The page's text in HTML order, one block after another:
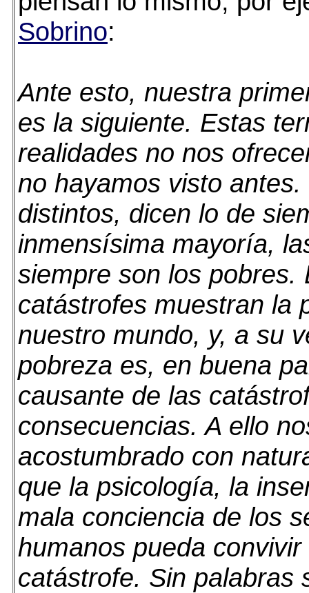
Sobrino:
Ante esto, nuestra
es la siguiente. Estas
realidades no nos
no hayamos visto
distintos, dicen lo de
inmensísima mayoría,
siempre son los pobres.
catástrofes muestran la
nuestro mundo, y, a su
pobreza es, en buena
causante de las
consecuencias. A ello
acostumbrado con
que la psicología, la
mala conciencia de los
humanos pueda convivir
catástrofe. Sin palabras